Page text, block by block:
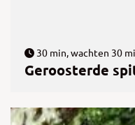
30 min, wachten 30
Geroosterde